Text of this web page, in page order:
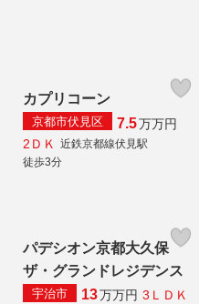
カプリコーン
京都市伏見区 7.5万万円
2ＤＫ
近鉄京都線伏見駅
徒歩3分
パデシオン京都大久保
ザ・グランドレジデンス
宇治市 13万万円 3ＬＤＫ